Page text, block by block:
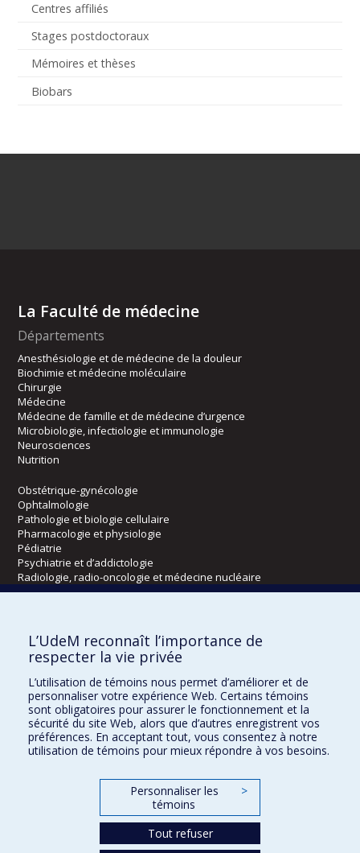
Centres affiliés
Stages postdoctoraux
Mémoires et thèses
Biobars
La Faculté de médecine
Départements
Anesthésiologie et de médecine de la douleur
Biochimie et médecine moléculaire
Chirurgie
Médecine
Médecine de famille et de médecine d’urgence
Microbiologie, infectiologie et immunologie
Neurosciences
Nutrition
Obstétrique-gynécologie
Ophtalmologie
Pathologie et biologie cellulaire
Pharmacologie et physiologie
Pédiatrie
Psychiatrie et d’addictologie
Radiologie, radio-oncologie et médecine nucléaire
Écoles
Kinésiologie et des sciences de l’activité physique
Orthophonie et audiologie
Réadaptation
Directions
DPC
CPASS
L’UdeM reconnaît l’importance de
respecter la vie privée
L’utilisation de témoins nous permet d’améliorer et de
personnaliser votre expérience Web. Certains témoins
sont obligatoires pour assurer le fonctionnement et la
sécurité du site Web, alors que d’autres enregistrent vos
préférences. En acceptant tout, vous consentez à notre
utilisation de témoins pour mieux répondre à vos besoins.
Personnaliser les
témoins
>
Tout refuser